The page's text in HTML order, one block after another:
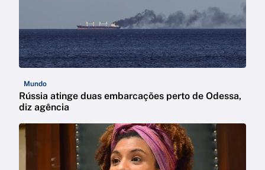
Mundo
Rússia atinge duas embarcações perto de Odessa,
diz agência